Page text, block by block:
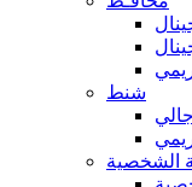
شنط
الشخصية